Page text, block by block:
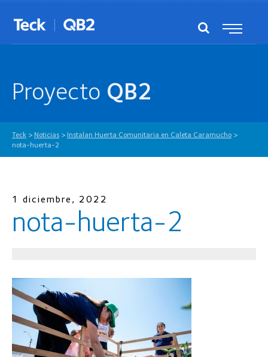
Proyecto QB2
Teck > Noticias > Instalan Huerta Comunitaria en Caleta Caramucho >
nota-huerta-2
1 diciembre, 2022
nota-huerta-2